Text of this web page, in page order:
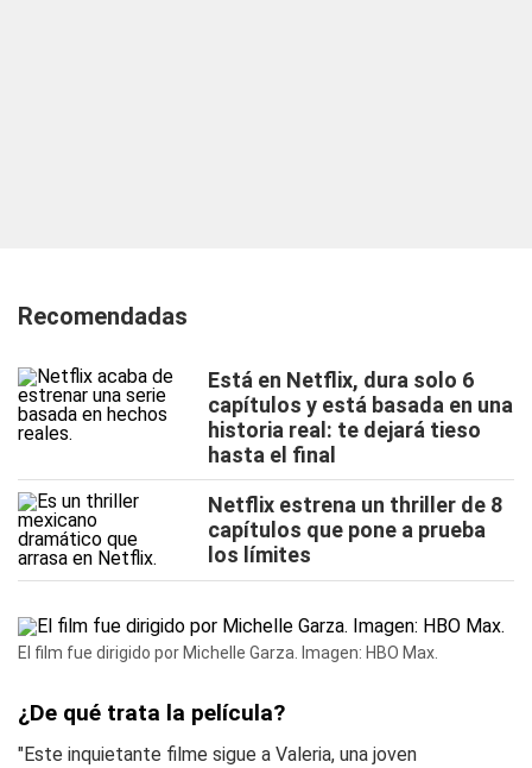
Recomendadas
Está en Netflix, dura solo 6
capítulos y está basada en una
historia real: te dejará tieso
hasta el final
Netflix estrena un thriller de 8
capítulos que pone a prueba
los límites
El film fue dirigido por Michelle Garza. Imagen: HBO Max.
¿De qué trata la película?
"Este inquietante filme sigue a Valeria, una joven